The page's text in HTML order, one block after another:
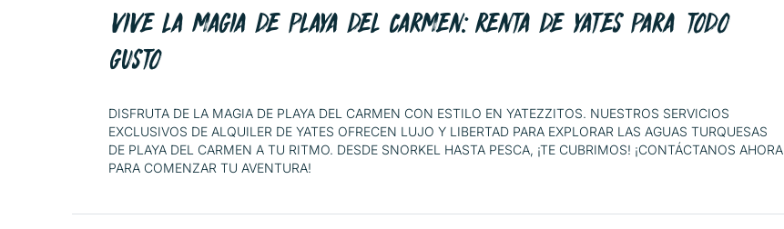
VIVE LA MAGIA DE PLAYA DEL CARMEN: RENTA DE YATES PARA TODO
GUSTO
DISFRUTA DE LA MAGIA DE PLAYA DEL CARMEN CON ESTILO EN YATEZZITOS. NUESTROS SERVICIOS
EXCLUSIVOS DE ALQUILER DE YATES OFRECEN LUJO Y LIBERTAD PARA EXPLORAR LAS AGUAS TURQUESAS
DE PLAYA DEL CARMEN A TU RITMO. DESDE SNORKEL HASTA PESCA, ¡TE CUBRIMOS! ¡CONTÁCTANOS AHORA
PARA COMENZAR TU AVENTURA!